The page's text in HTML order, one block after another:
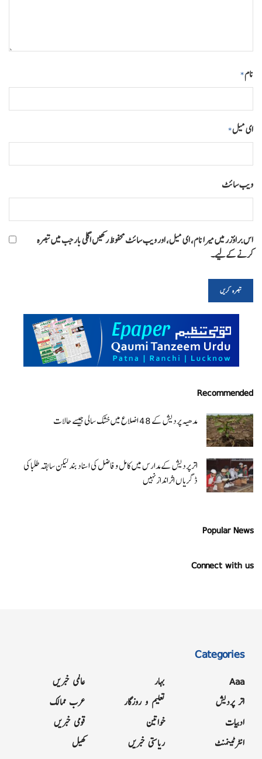
نام*
ای میل*
ویب‌ سائٹ
اس براؤزر میں میرا نام، ای میل، اور ویب سائٹ محفوظ رکھیں اگلی بار جب میں تبصرہ
کرنے کےلیے۔
Recommended
مدھیہ پردیش کے 48 اضلاع میں خشک سالی جیسے حالات
اتر پردیش کےمدارس میں کامل و فاضل کی اسناد بند لیکن سابقہ طلبا کی
ڈگریا ں اثرانداز نہیں
Popular News
Connect with us
Categories
Aaa
اتر پردیش
ادبیات
انٹرٹینمنٹ
بہار
تعلیم و روزگار
خواتین
ریاستی خبریں
عالمی خبریں
عرب ممالک
قومی خبریں
کھیل